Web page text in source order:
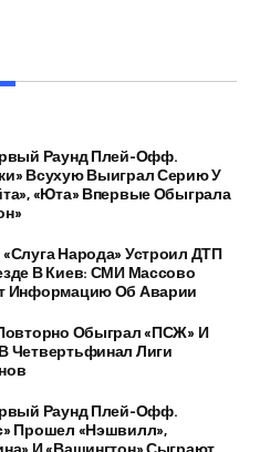
Раунд Плей-Офф.
Всухую Выиграл Серию У
«Юта» Впервые Обыграла
Народа» Устроил ДТП
В Киев: СМИ Массово
Информацию Об Аварии
Обыграл «ПСЖ» И
Четвертьфинал Лиги
Раунд Плей-Офф.
Прошел «Нэшвилл»,
И «Вашингтон» Сыграют